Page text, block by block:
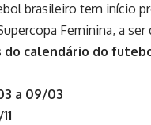
brasileiro tem início
Feminina, a
do calendário do
a 09/03